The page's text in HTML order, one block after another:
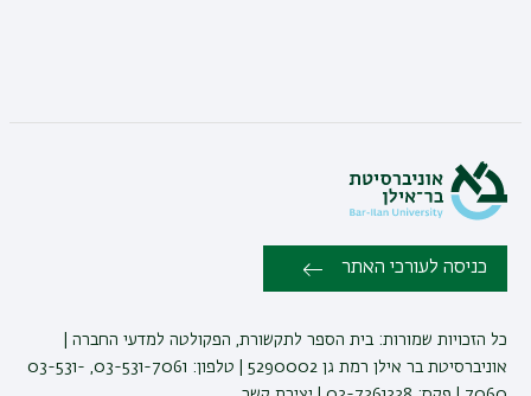
כניסה לעורכי האתר
כל הזכויות שמורות: בית הספר לתקשורת, הפקולטה למדעי החברה |
אוניברסיטת בר אילן רמת גן 5290002 | טלפון: 03-531-7061, 03-531-